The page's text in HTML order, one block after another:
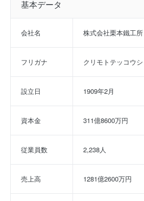
基本データ
会社名 株式会社栗本鐵工所
フリガナ クリモトテッコウシ
設立日 1909年2月
資本金 311億8600万円
従業員数 2,238人
売上高 1281億2600万円